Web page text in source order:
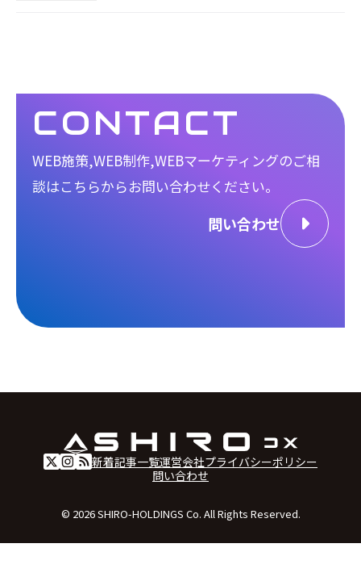
CONTACT
WEB施策,WEB制作,WEBマーケティングのご相
談はこちらからお問い合わせください。
問い合わせ
新着記事一覧運営会社プライバシーポリシー
問い合わせ
© 2026 SHIRO-HOLDINGS Co. All Rights Reserved.